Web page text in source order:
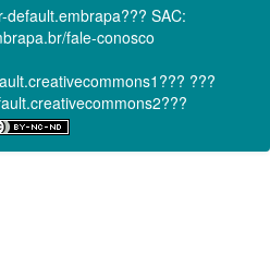
default.embrapa??? SAC:
fale-conosco
???